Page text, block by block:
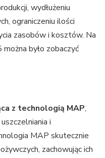
wydłużeniu
ograniczeniu ilości
zasobów i kosztów. Na
było zobaczyć
z technologią MAP,
i
MAP skutecznie
zachowując ich